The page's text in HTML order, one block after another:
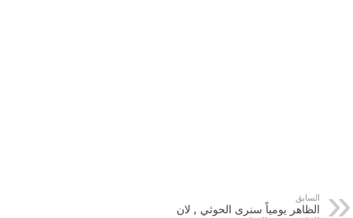
السابق
الظاهر يومياً سنرى الحوثي , لان